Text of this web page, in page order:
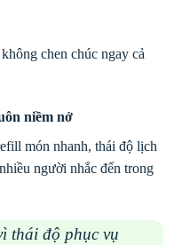
chen chúc ngay cả
niềm nở
món nhanh, thái độ lịch
người nhắc đến trong
thái độ phục vụ